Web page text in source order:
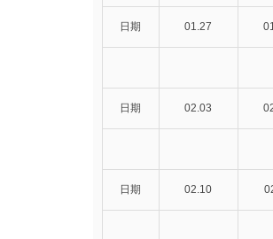
日期 01.27
日期 02.03
日期 02.10